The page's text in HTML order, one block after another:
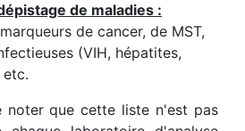
de maladies :
de cancer, de MST,
(VIH, hépatites,
etc.
noter que cette liste n'est pas